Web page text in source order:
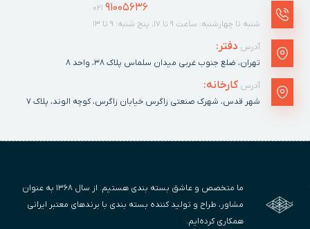
021 91005636
شنبه تا چهارشنبه: ساعت ۹ تا ۱۷، پنج شنبه: ۹ تا ۱۳
آدرس دفتر:
تهران، ضلع جنوب غربی میدان سلماس پلاک ٣٨، واحد ۸
آدرس کارخانه:
شهر قدس، شهرک صنعتی زاگرس خیابان زاگرس، کوچه الوند، پلاک ٧
ما متخصص و عاشق بسته بندی هستیم. از سال ۱۳۶۸ به عنوان
مشاور، طراح و تولید کننده بسته بندی با برندهای معتبر ایرانی
همکاری کرده‌ایم.